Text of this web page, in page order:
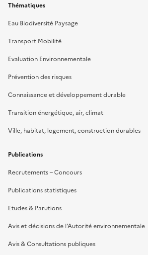
Thématiques
Eau Biodiversité Paysage
Transport Mobilité
Evaluation Environnementale
Prévention des risques
Connaissance et développement durable
Transition énergétique, air, climat
Ville, habitat, logement, construction durables
Publications
Recrutements – Concours
Publications statistiques
Etudes & Parutions
Avis et décisions de l’Autorité environnementale
Avis & Consultations publiques